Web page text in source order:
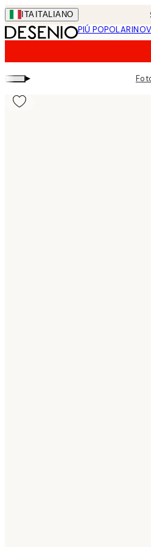
Skip
to
main
ITA ITALIANO
PIÚ POPOLARI
▸